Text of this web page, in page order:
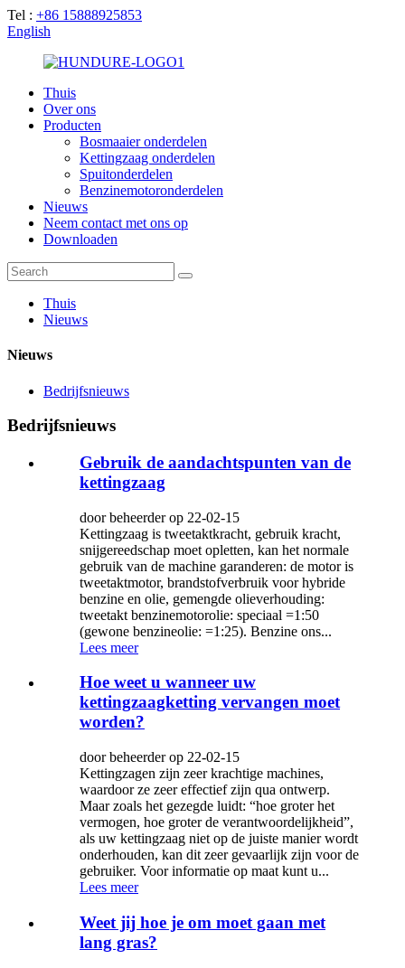
Tel : +86 15888925853
English
Thuis
Over ons
Producten
Bosmaaier onderdelen
Kettingzaag onderdelen
Spuitonderdelen
Benzinemotoronderdelen
Nieuws
Neem contact met ons op
Downloaden
Thuis
Nieuws
Nieuws
Bedrijfsnieuws
Bedrijfsnieuws
Gebruik de aandachtspunten van de
kettingzaag
door beheerder op 22-02-15
Kettingzaag is tweetaktkracht, gebruik kracht,
snijgereedschap moet opletten, kan het normale
gebruik van de machine garanderen: de motor is
tweetaktmotor, brandstofverbruik voor hybride
benzine en olie, gemengde olieverhouding:
tweetakt benzinemotorolie: speciaal =1:50
(gewone benzineolie: =1:25). Benzine ons...
Lees meer
Hoe weet u wanneer uw
kettingzaagketting vervangen moet
worden?
door beheerder op 22-02-15
Kettingzagen zijn zeer krachtige machines,
waardoor ze zeer effectief zijn qua ontwerp.
Maar zoals het gezegde luidt: “hoe groter het
vermogen, hoe groter de verantwoordelijkheid”,
als uw kettingzaag niet op de juiste manier wordt
onderhouden, kan dit zeer gevaarlijk zijn voor de
gebruiker. Voor informatie op maat kunt u...
Lees meer
Weet jij hoe je om moet gaan met
lang gras?